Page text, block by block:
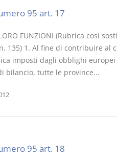
95 art. 17
LORO FUNZIONI (Rubrica così
135) 1. Al fine di contribuire al
imposti dagli obblighi europei
bilancio, tutte le province...
95 art. 18
ebook€ 4,19